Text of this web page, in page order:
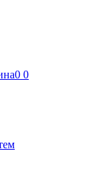
0 0